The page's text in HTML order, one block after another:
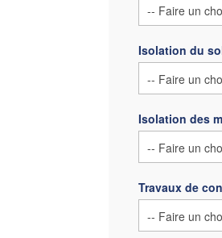
Isolation du
Isolation des
Travaux de